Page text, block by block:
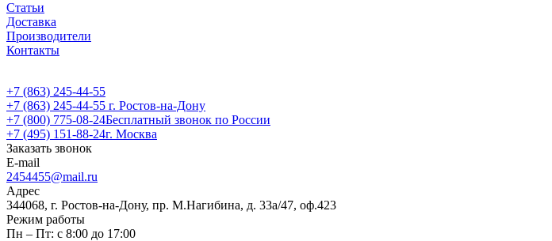
Статьи
Доставка
Производители
Контакты
+7 (863) 245-44-55
+7 (863) 245-44-55 г. Ростов-на-Дону
+7 (800) 775-08-24Бесплатный звонок по России
+7 (495) 151-88-24г. Москва
Заказать звонок
E-mail
2454455@mail.ru
Адрес
344068, г. Ростов-на-Дону, пр. М.Нагибина, д. 33а/47, оф.423
Режим работы
Пн – Пт: с 8:00 до 17:00